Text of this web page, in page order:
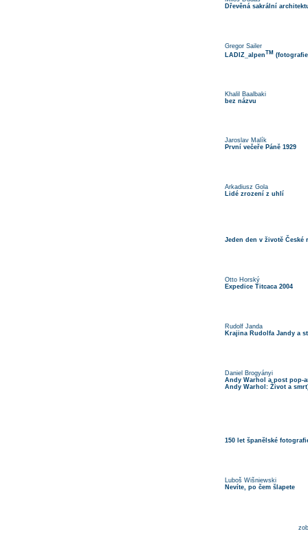
Dřevěná sakrální
Gregor Sailer
LADIZ_alpenTM
Khalil Baalbaki
bez názvu
Jaroslav Malík
První večeře Páně 1929
Arkadiusz Gola
Lidé zrození z uhlí
Jeden den v životě České
Otto Horský
Expedice Titcaca 2004
Rudolf Janda
Krajina Rudolfa Jandy a
Daniel Brogyányi
Andy Warhol a post pop-
Andy Warhol: Život a
150 let španělské
Luboš Wišniewski
Nevíte, po čem šlapete